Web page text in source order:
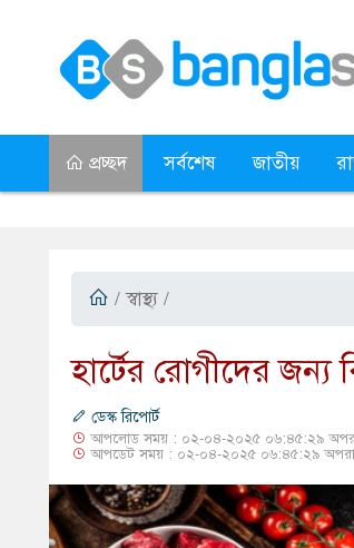
প্রচ্ছদ সর্বশেষ জাতীয়
/ স্বাস্থ্য /
​হার্টের রোগীদের
ডেস্ক রিপোর্ট
আপলোড সময় : ০২-০৪-২০২৫ ০৬:৪৫:২৯
আপডেট সময় : ০২-০৪-২০২৫ ০৬:৪৫:২৯